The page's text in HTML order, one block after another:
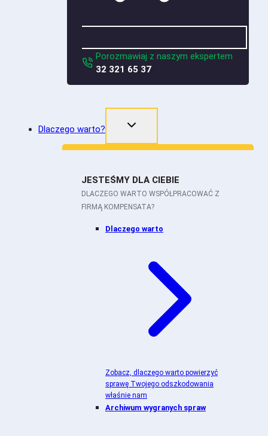
Porozmawiaj z naszym ekspertem
32 321 65 37
Dlaczego warto?
JESTEŚMY DLA CIEBIE
DLACZEGO WARTO WSPÓŁPRACOWAĆ Z
FIRMĄ KOMPENSATA?
Dlaczego warto
Zobacz, dlaczego warto powierzyć
sprawę Twojego odszkodowania
właśnie nam
Archiwum wygranych spraw